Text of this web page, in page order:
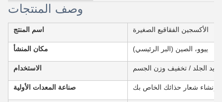
وصف المنتجات
اسم المنتج الأكسجين الفقاقيع الصغيرة
مكان المنشأ ييوو، الصين (البر الرئيسي)
الاستخدام الجلد / تخفيف وزن الجسم
صناعة المعدات الأولية إنشاء شعار حذائك الخاص بك